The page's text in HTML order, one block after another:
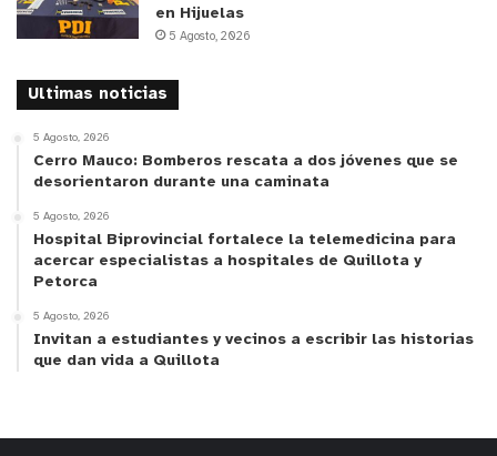
en Hijuelas
5 Agosto, 2026
Ultimas noticias
5 Agosto, 2026
Cerro Mauco: Bomberos rescata a dos jóvenes que se
desorientaron durante una caminata
5 Agosto, 2026
Hospital Biprovincial fortalece la telemedicina para
acercar especialistas a hospitales de Quillota y
Petorca
5 Agosto, 2026
Invitan a estudiantes y vecinos a escribir las historias
que dan vida a Quillota